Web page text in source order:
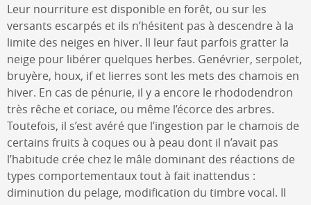
Leur nourriture est disponible en forêt, ou sur les
versants escarpés et ils n’hésitent pas à descendre à la
limite des neiges en hiver. Il leur faut parfois gratter la
neige pour libérer quelques herbes. Genévrier, serpolet,
bruyère, houx, if et lierres sont les mets des chamois en
hiver. En cas de pénurie, il y a encore le rhododendron
très rêche et coriace, ou même l’écorce des arbres.
Toutefois, il s’est avéré que l’ingestion par le chamois de
certains fruits à coques ou à peau dont il n’avait pas
l’habitude crée chez le mâle dominant des réactions de
types comportementaux tout à fait inattendus :
diminution du pelage, modification du timbre vocal. Il